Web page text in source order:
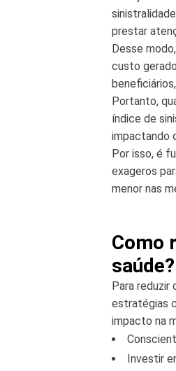
prestar
Desse
custo
Portanto,
índice de
impactando
Por isso, é
exageros
menor nas
Como
saúde?
Para reduzir
estratégias
impacto na
Investir